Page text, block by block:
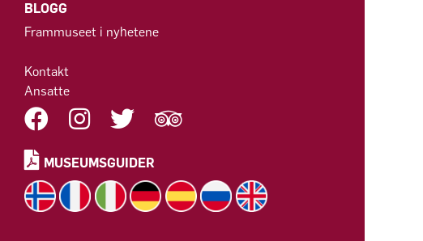
BLOGG
Frammuseet i nyhetene
Kontakt
Ansatte
MUSEUMSGUIDER